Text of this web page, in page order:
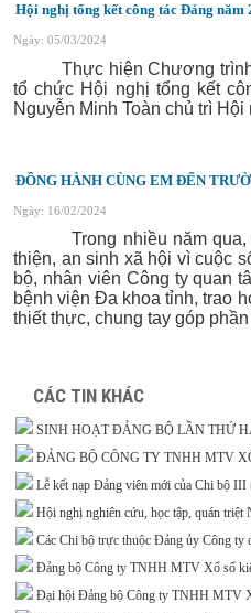
Hội nghị tổng kết công tác Đảng
Ngày: 05/03/2024
Thực hiện Chương trình
tổ chức Hội nghị tổng kết
Nguyễn Minh Toàn chủ trì Hội
ĐỒNG HÀNH CÙNG EM ĐẾN
Ngày: 16/02/2024
Trong nhiều năm qua,
thiện, an sinh xã hội vì cuộc
bộ, nhân viên Công tyquan
bệnh viện Đa khoa tỉnh, trao
thiết thực, chung tay góp phần
CÁC TIN KHÁC
SINH HOẠT ĐẢNG BỘ LẦN THỨ
ĐẢNG BỘ CÔNG TY TNHH MTV
Lễ kết nạp Đảng viên mới của Chi bộ III
Hội nghị nghiên cứu, học tập, quán
Các Chi bộ trực thuộc Đảng ủy Công
Đảng bộ Công ty TNHH MTV Xổ số
Đại hội Đảng bộ Công ty TNHH MTV